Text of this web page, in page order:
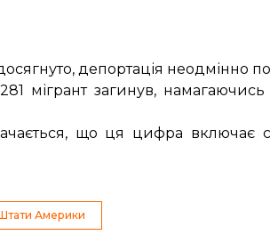
депортація неодмінно
мігрант загинув,
що ця цифра включає
Америки